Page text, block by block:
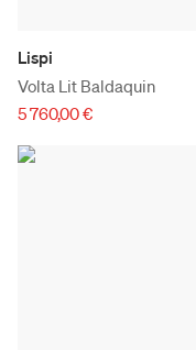
Lispi
Volta Lit Baldaquin
5 760,00 €